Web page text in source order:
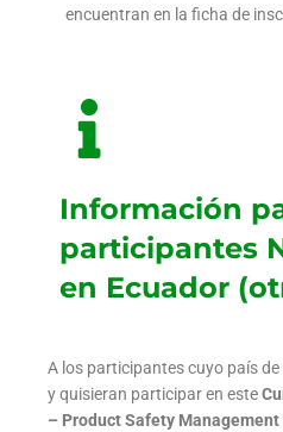
encuentran en la ficha de
Información
participantes
en Ecuador
A los participantes cuyo país
y quisieran participar en este
– Product Safety